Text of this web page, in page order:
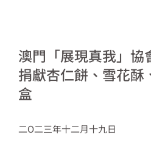
澳門「展現真我」協
捐獻杏仁餅、雪花酥
盒
二O二三年十二月十九日